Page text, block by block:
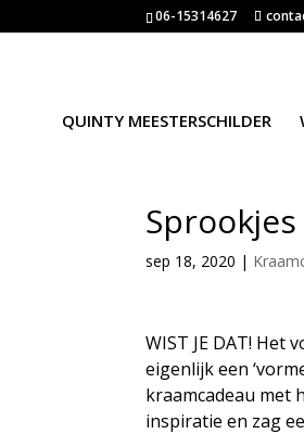
06-15314627
QUINTY MEESTERSCHILDER
sep 18, 2020 |
WIST JE DAT! Het
eigenlijk een
kraamcadeau
inspiratie en zag